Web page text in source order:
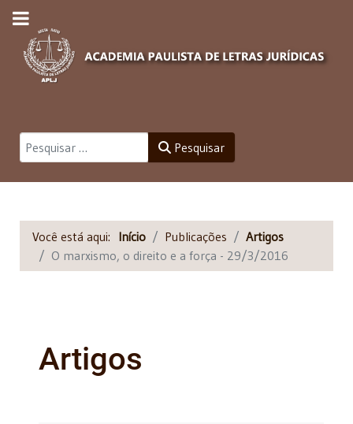
Pesquisar Pesquisar
Você está aqui: Início Publicações
Artigos
O marxismo, o direito e a força - 29/3/2016
Artigos